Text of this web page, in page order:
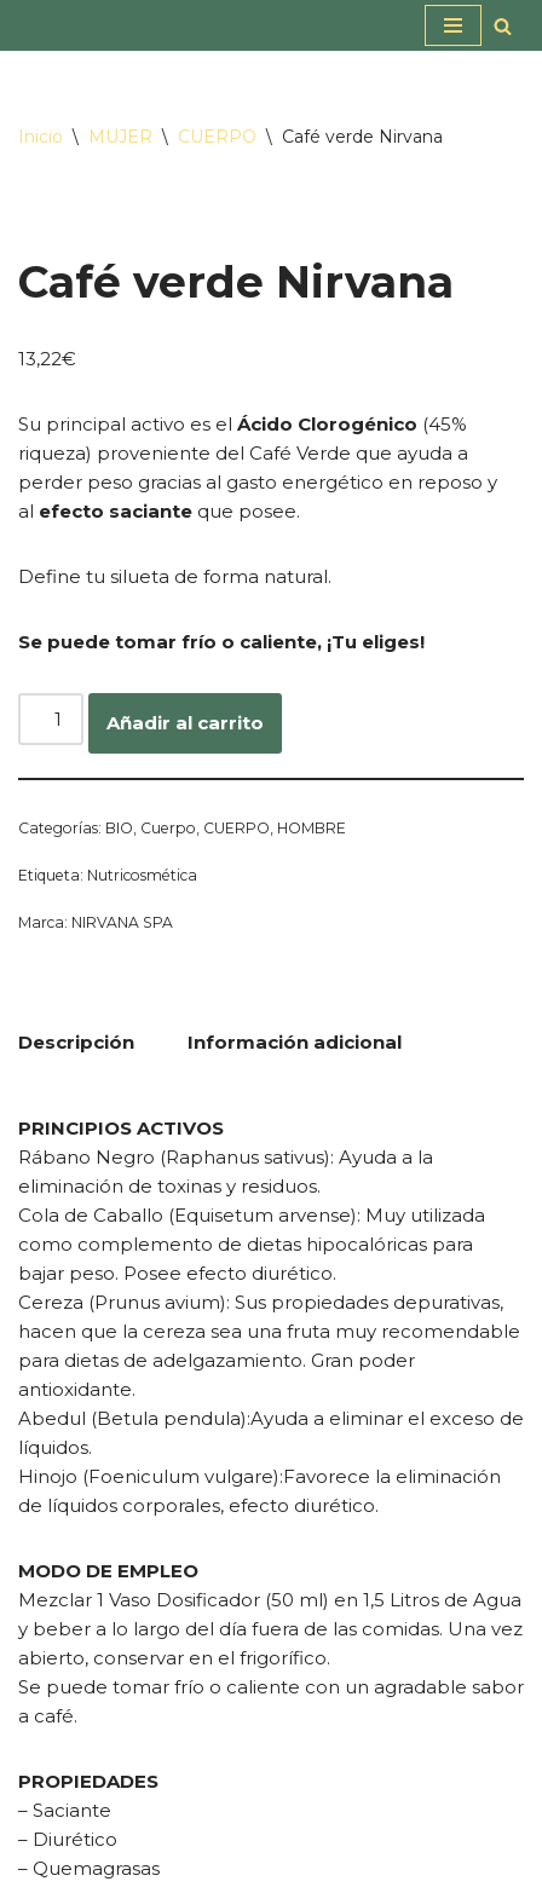
contenido
Inicio \ MUJER \ CUERPO \ Café verde Nirvana
Café verde Nirvana
13,22€
Su principal activo es el Ácido Clorogénico (45%
riqueza) proveniente del Café Verde que ayuda a
perder peso gracias al gasto energético en reposo y
al efecto saciante que posee.
Define tu silueta de forma natural.
Se puede tomar frío o caliente, ¡Tu eliges!
Añadir al carrito
Categorías: BIO, Cuerpo, CUERPO, HOMBRE
Etiqueta: Nutricosmética
Marca: NIRVANA SPA
Descripción Información adicional
PRINCIPIOS ACTIVOS
Rábano Negro (Raphanus sativus): Ayuda a la
eliminación de toxinas y residuos.
Cola de Caballo (Equisetum arvense): Muy utilizada
como complemento de dietas hipocalóricas para
bajar peso. Posee efecto diurético.
Cereza (Prunus avium): Sus propiedades depurativas,
hacen que la cereza sea una fruta muy recomendable
para dietas de adelgazamiento. Gran poder
antioxidante.
Abedul (Betula pendula):Ayuda a eliminar el exceso de
líquidos.
Hinojo (Foeniculum vulgare):Favorece la eliminación
de líquidos corporales, efecto diurético.
MODO DE EMPLEO
Mezclar 1 Vaso Dosificador (50 ml) en 1,5 Litros de Agua
y beber a lo largo del día fuera de las comidas. Una vez
abierto, conservar en el frigorífico.
Se puede tomar frío o caliente con un agradable sabor
a café.
PROPIEDADES
– Saciante
– Diurético
– Quemagrasas